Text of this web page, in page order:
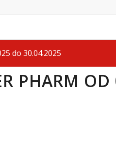
do 30.04.2025
PHARM